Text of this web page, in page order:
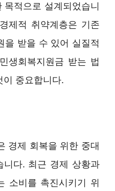
적으로 설계되었습니
제적 취약계층은 기존
을 받을 수 있어 실질적
생회복지원금 받는 법
이 중요합니다.
경제 회복을 위한 중대
니다. 최근 경제 상황과
소비를 촉진시키기 위